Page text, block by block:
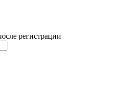
регистрации